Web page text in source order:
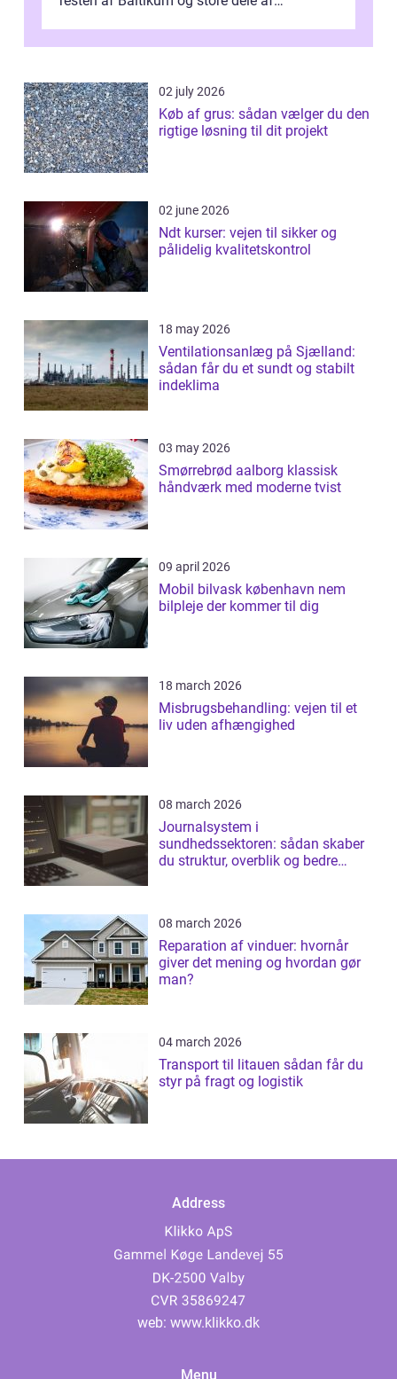
02 july 2026
Køb af grus: sådan vælger du den
rigtige løsning til dit projekt
02 june 2026
Ndt kurser: vejen til sikker og
pålidelig kvalitetskontrol
18 may 2026
Ventilationsanlæg på Sjælland:
sådan får du et sundt og stabilt
indeklima
03 may 2026
Smørrebrød aalborg klassisk
håndværk med moderne tvist
09 april 2026
Mobil bilvask københavn nem
bilpleje der kommer til dig
18 march 2026
Misbrugsbehandling: vejen til et
liv uden afhængighed
08 march 2026
Journalsystem i
sundhedssektoren: sådan skaber
du struktur, overblik og bedre
08 march 2026
Reparation af vinduer: hvornår
giver det mening og hvordan gør
man?
04 march 2026
Transport til litauen sådan får du
styr på fragt og logistik
Address
web: www.klikko.dk
Menu